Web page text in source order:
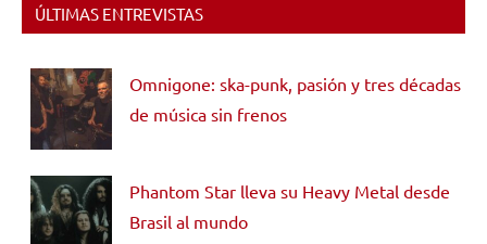
ÚLTIMAS ENTREVISTAS
Omnigone: ska-punk, pasión y tres décadas
de música sin frenos
Phantom Star lleva su Heavy Metal desde
Brasil al mundo